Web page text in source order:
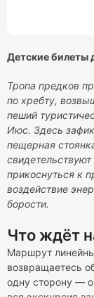
Детские билеты
Тропа предков
по хребту,
пеший
Июс. Здесь
пещерная
прикоснуться к
воздействие
борости.
Что ждёт
Маршрут
возвращаетесь
одну сторону —